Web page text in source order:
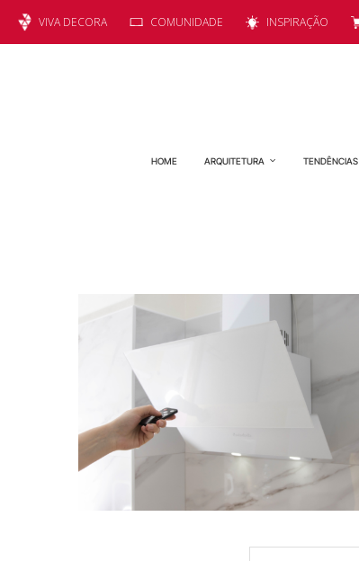
VIVA DECORA COMUNIDADE INSPIRAÇÃO
HOME ARQUITETURA TENDÊNCIAS